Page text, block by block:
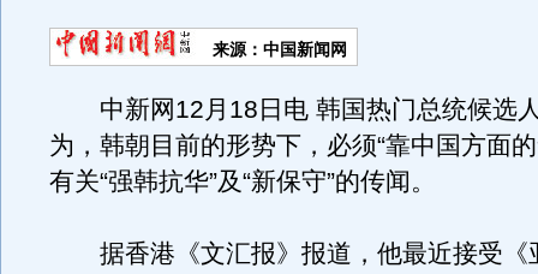
来源：中国新闻网
中新网12月18日电 韩国热门总统候选
为，韩朝目前的形势下，必须“靠中国方面
有关“强韩抗华”及“新保守”的传闻。
据香港《文汇报》报道，他最近接受《